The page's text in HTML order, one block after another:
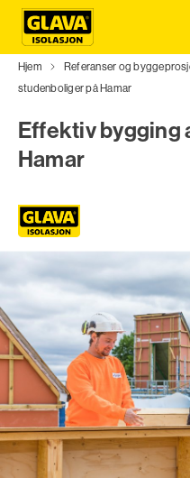
Hjem Referanser og
studenboliger på Hamar
Effektiv bygging
Hamar